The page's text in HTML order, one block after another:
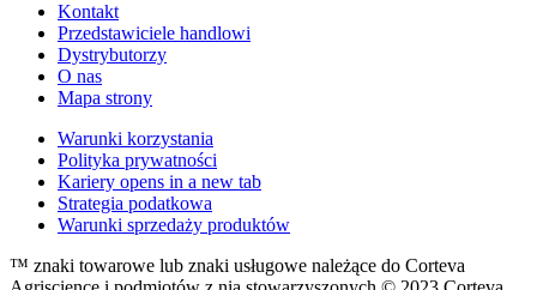
Kontakt
Przedstawiciele handlowi
Dystrybutorzy
O nas
Mapa strony
Warunki korzystania
Polityka prywatności
Kariery opens in a new tab
Strategia podatkowa
Warunki sprzedaży produktów
™ znaki towarowe lub znaki usługowe należące do Corteva